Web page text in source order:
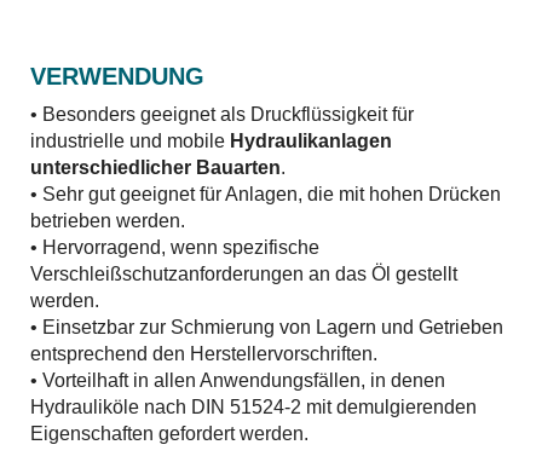
VERWENDUNG
• Besonders geeignet als Druckflüssigkeit für
industrielle und mobile Hydraulikanlagen
unterschiedlicher Bauarten.
• Sehr gut geeignet für Anlagen, die mit hohen Drücken
betrieben werden.
• Hervorragend, wenn spezifische
Verschleißschutzanforderungen an das Öl gestellt
werden.
• Einsetzbar zur Schmierung von Lagern und Getrieben
entsprechend den Herstellervorschriften.
• Vorteilhaft in allen Anwendungsfällen, in denen
Hydrauliköle nach DIN 51524-2 mit demulgierenden
Eigenschaften gefordert werden.